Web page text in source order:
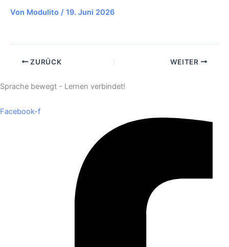
Von Modulito / 19. Juni 2026
ZURÜCK WEITER
Sprache bewegt - Lernen verbindet!
Facebook-f